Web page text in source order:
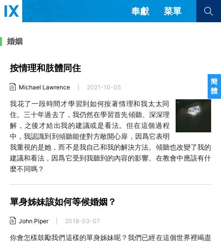
簡
體
奉獻 菜單
文章 書評
來信
教會帶領 解經式講道與神學
福音傳講與宣教 成員制與教會紀律
查看全部
查看全部
隱私條款 其他的模式
简体中文 正體中文
英语
西班牙語
葡萄牙語
俄語
烏茲別克語
法語
羅馬尼亞語
波蘭語
越南語
意大利語
韓語
土耳其語
阿爾巴尼亞語
塞爾維亞語
婚姻
按情理和肢體同住
Michael Lawrence 2021-10-05
我花了一段時間才學習到如何按著情理和我太太同
住。三十年過去了，我仍然在學習首先傾聽、深深理
解，之後才給出我的建議或是看法。但在這個過程
中，我認識到到傾聽能使對方敞開心扉，因爲它表明
我重視的是她，而不是我自己和我的解決方法。傾聽也改變了我的
建議和看法，因爲它受到我聽到的內容的影響。在教會中應該有什
麼不同嗎？
單身姊妹該如何等候婚姻？
John Piper 2018-03-07
你會怎樣鼓勵我們這樣的單身姊妹呢？我們已經在這個世界裡竭盡